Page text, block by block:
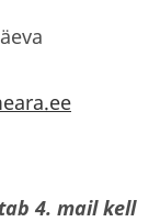
4. mail kell